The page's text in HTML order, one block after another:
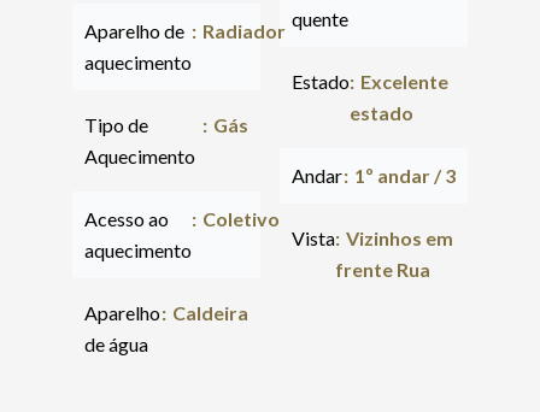
Aparelho de
aquecimento
Radiador
Tipo de
Aquecimento
Gás
Acesso ao
aquecimento
Coletivo
Aparelho
de água
Caldeira
quente
Estado Excelente
estado
Andar 1º andar / 3
Vista Vizinhos em
frente Rua